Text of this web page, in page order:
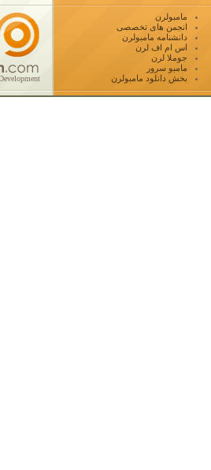
مامبولرن
انجمن های تخصصی
دانشنامه مامبولرن
اس ام اف لرن
جوملا لرن
مامبو سرور
بخش دانلود مامبولرن